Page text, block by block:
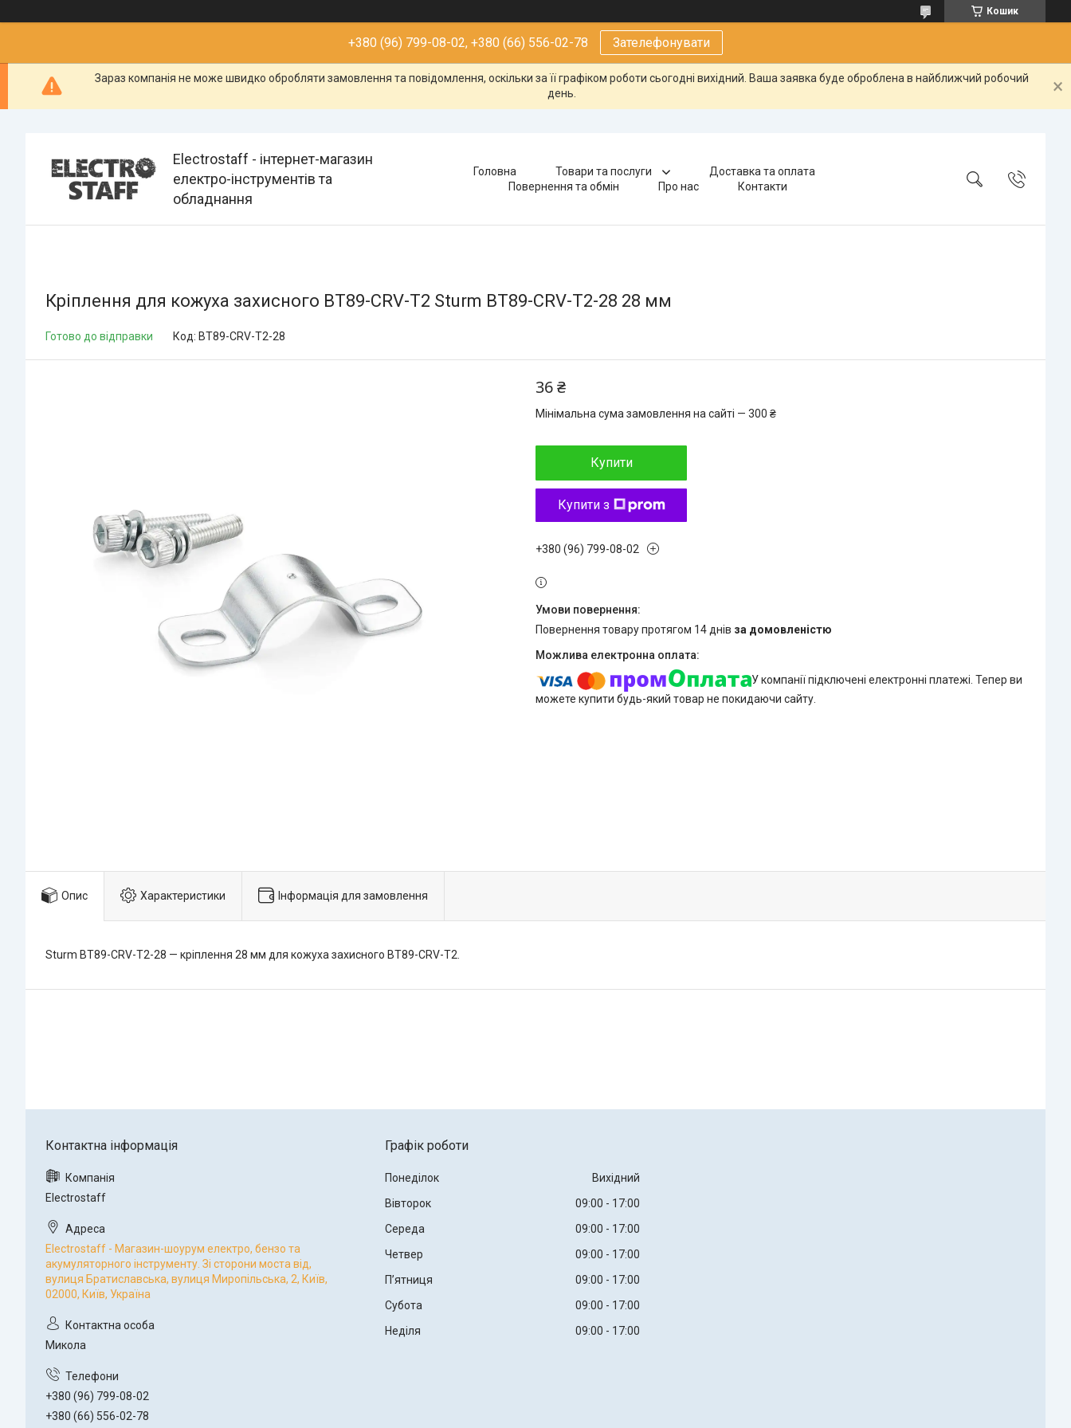
Кошик
+380 (96) 799-08-02, +380 (66) 556-02-78 Зателефонувати
Зараз компанія не може швидко обробляти замовлення та повідомлення, оскільки за її графіком роботи сьогодні вихідний. Ваша заявка буде оброблена в найближчий робочий
день.
Electrostaff - інтернет-магазин
електро-інструментів та
обладнання
Головна Товари та послуги
Доставка та оплата
Повернення та обмін
Про нас Контакти
Кріплення для кожуха захисного BT89-CRV-T2 Sturm BT89-CRV-T2-28 28 мм
Готово до відправки Код: BT89-CRV-T2-28
36 ₴
Мінімальна сума замовлення на сайті — 300 ₴
Купити
Купити з
+380 (96) 799-08-02
повернення товару протягом 14 днів за домовленістю
У компанії підключені електронні платежі. Тепер ви
можете купити будь-який товар не покидаючи сайту.
Опис Характеристики Інформація для замовлення
Sturm BT89-CRV-T2-28 — кріплення 28 мм для кожуха захисного BT89-CRV-T2.
Electrostaff
Electrostaff - Магазин-шоурум електро, бензо та
акумуляторного інструменту. Зі сторони моста від,
вулиця Братиславська, вулиця Миропільська, 2, Київ,
02000, Київ, Україна
Микола
+380 (96) 799-08-02
+380 (66) 556-02-78
Графік роботи
Понеділок
Вихідний
Вівторок
09:00
17:00
Середа
09:00
17:00
Четвер
09:00
17:00
Пʼятниця
09:00
17:00
Субота
09:00
17:00
Неділя
09:00 17:00